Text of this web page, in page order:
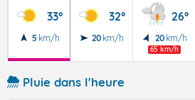
33°
5 km/h
32°
20 km/h
26°
20 km/h
65 km/h
Pluie dans l'heure